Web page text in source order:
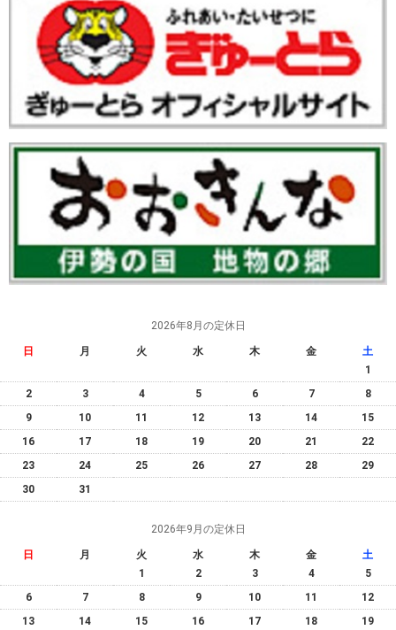
2026年8月の定休日
日 月 火 水 木 金
土
1
2
3 4 5 6 7
8
9
10 11 12 13 14
15
16
17 18 19 20 21
22
23
24 25 26 27 28
29
30
31
2026年9月の定休日
日 月 火 水 木 金
土
1
2 3 4
5
6
7 8 9 10 11
12
13
14 15 16 17 18 19